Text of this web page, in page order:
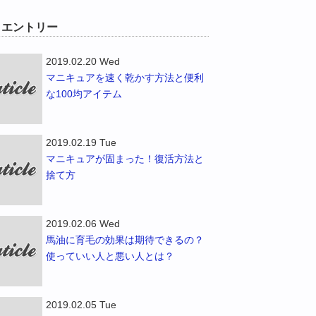
ントリー
2019.02.20 Wed
マニキュアを速く乾かす方法と便利
な100均アイテム
2019.02.19 Tue
マニキュアが固まった！復活方法と
捨て方
2019.02.06 Wed
馬油に育毛の効果は期待できるの？
使っていい人と悪い人とは？
2019.02.05 Tue